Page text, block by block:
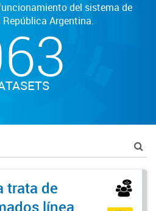
del sistema de
Argentina.
trata de
línea